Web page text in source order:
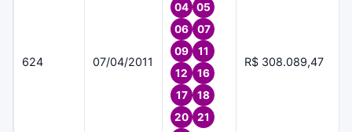
624 07/04/2011
04
05
06
07
09
11
12
16
17
18
20
21
R$ 308.089,47